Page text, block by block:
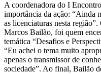
A coordenadora do I
importância da ação: “Ainda
as licenciaturas nesta
Marcos Bailão, foi quem
temática “Desafios e
“Eu achei o tema muito
apenas o transmissor de
sociedade”. Ao final, Bailão